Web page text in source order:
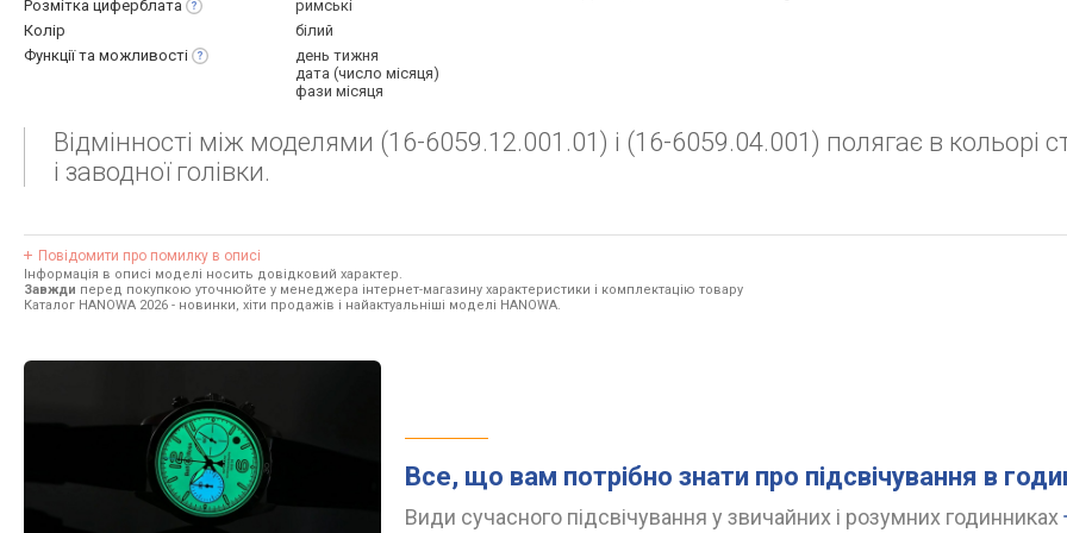
Розмітка циферблата
римські
Колір
білий
Функції та можливості
день тижня
дата (число місяця)
фази місяця
Відмінності між моделями (16-6059.12.001.01) і (16-6059.04.001) полягає в кольорі
і заводної голівки.
Повідомити про помилку в описі
Інформація в описі моделі носить довідковий характер.
Завжди перед покупкою уточнюйте у менеджера інтернет-магазину характеристики і комплектацію товару
Каталог HANOWA 2026 - новинки, хіти продажів і найактуальніші моделі HANOWA.
Все, що вам потрібно знати про підсвічування в
Види сучасного підсвічування у звичайних і розумних годинниках